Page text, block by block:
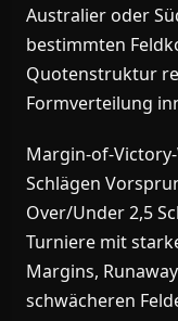
Australier oder
bestimmten
Quotenstruktur
Formverteilung
Margin-of-
Schlägen
Over/Under 2,5
Turniere mit
Margins,
schwächeren